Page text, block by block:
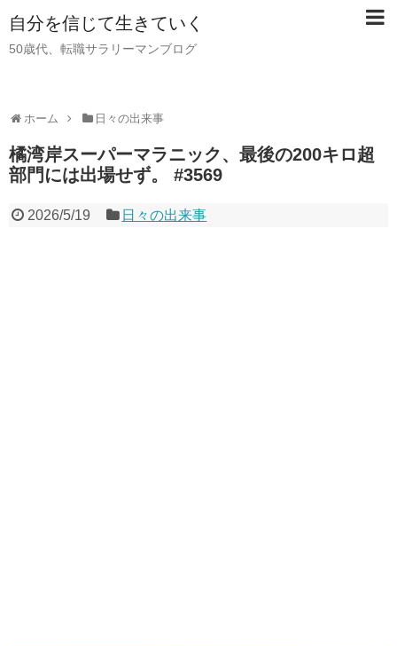
自分を信じて生きていく
50歳代、転職サラリーマンブログ
ホーム 日々の出来事
橘湾岸スーパーマラニック、最後の200キロ超
部門には出場せず。 #3569
2026/5/19 日々の出来事